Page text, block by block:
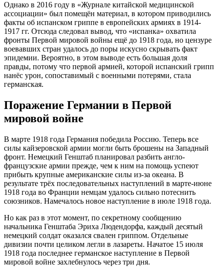
Однако в 2016 году в «Журнале китайской медицинской
ассоциации» был помещён материал, в котором приводились
факты об испанском гриппе в европейских армиях в 1914-
1917 гг. Отсюда следовал вывод, что «испанка» охватила
фронты Первой мировой войны ещё до 1918 года, но цензуре
воевавших стран удалось до поры искусно скрывать факт
эпидемии. Вероятно, в этом выводе есть большая доля
правды, потому что первой армией, которой испанский грипп
нанёс урон, сопоставимый с военными потерями, стала
германская.
Поражение Германии в Первой
мировой войне
В марте 1918 года Германия победила Россию. Теперь все
силы кайзеровской армии могли быть брошены на Западный
фронт. Немецкий Генштаб планировал разбить англо-
французские армии прежде, чем к ним на помощь успеют
прибыть крупные американские силы из-за океана. В
результате трёх последовательных наступлений в марте-июне
1918 года во Франции немцам удалось сильно потеснить
союзников. Намечалось новое наступление в июле 1918 года.
Но как раз в этот момент, по секретному сообщению
начальника Генштаба Эриха Людендорфа, каждый десятый
немецкий солдат оказался свален гриппом. Отдельные
дивизии почти целиком легли в лазареты. Начатое 15 июля
1918 года последнее германское наступление в Первой
мировой войне захлебнулось через три дня.